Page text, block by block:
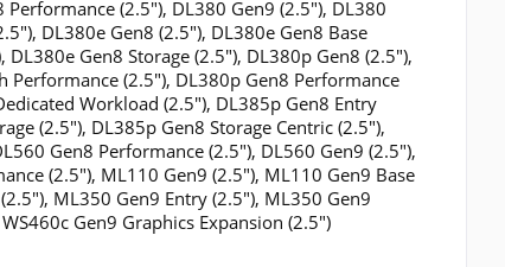
(2.5"), DL380 Gen9 (2.5"), DL380
DL380e Gen8 (2.5"), DL380e Gen8 Base
Gen8 Storage (2.5"), DL380p Gen8 (2.5"),
Performance (2.5"), DL380p Gen8 Performance
Workload (2.5"), DL385p Gen8 Entry
(2.5"), DL385p Gen8 Storage Centric (2.5"),
Gen8 Performance (2.5"), DL560 Gen9 (2.5"),
(2.5"), ML110 Gen9 (2.5"), ML110 Gen9 Base
ML350 Gen9 Entry (2.5"), ML350 Gen9
Gen9 Graphics Expansion (2.5")